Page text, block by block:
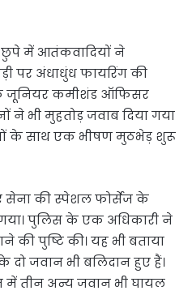
छुपे में आतंकवादियों ने
पर अंधाधुंध फायरिंग की
जूनियर कमीशंड ऑफिसर
ने भी मुहतोड़ जवाब दिया गया
के साथ एक भीषण मुठभेड़ शुरू
की स्पेशल फोर्सेज के
पुलिस के एक अधिकारी ने
की पुष्टि की। यह भी बताया
जवान भी बलिदान हुए हैं।
तीन अन्य जवान भी घायल